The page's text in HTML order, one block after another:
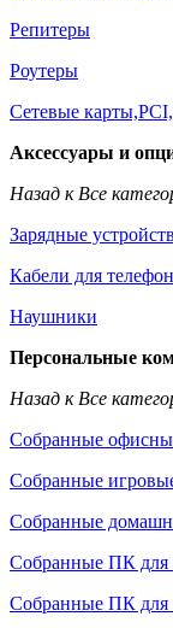
Репитеры
Роутеры
Сетевые
Аксессуары и
Назад к Все
Зарядные
Кабели для
Наушники
Персональные
Назад к Все
Собранные
Собранные
Собранные
Собранные ПК для
Собранные ПК для